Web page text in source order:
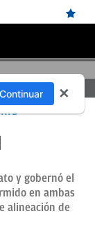
y gobernó el
en ambas
alineación de
Continuar ✕